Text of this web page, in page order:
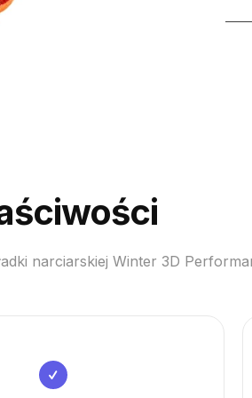
narciarskiej Winter 3D